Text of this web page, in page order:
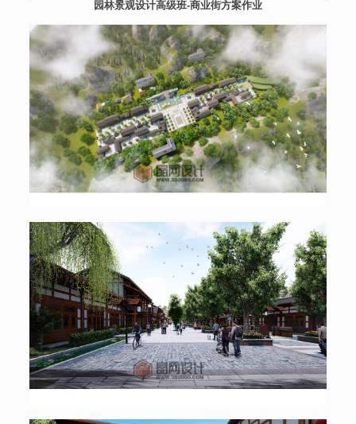
园林景观设计高级班-商业街方案作业